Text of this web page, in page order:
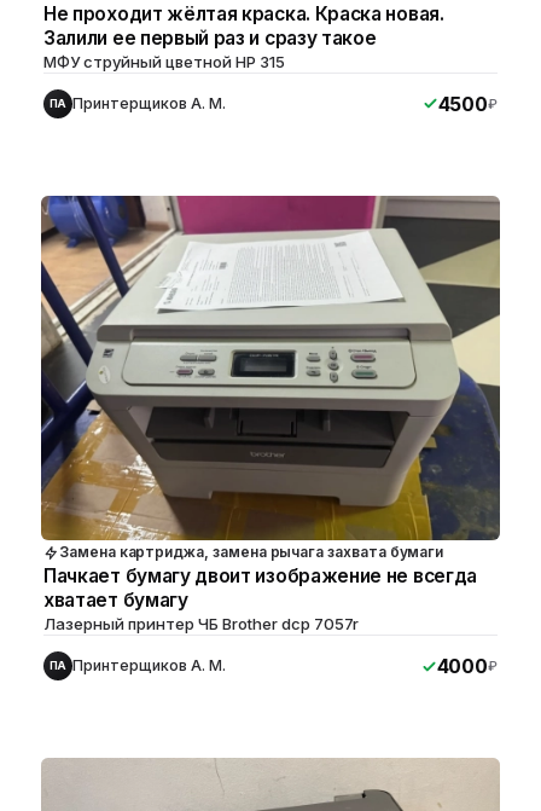
Не проходит жёлтая краска. Краска новая.
Залили ее первый раз и сразу такое
МФУ струйный цветной HP 315
ПА Принтерщиков А. М. 4500₽
Замена картриджа, замена рычага захвата бумаги
Пачкает бумагу двоит изображение не всегда
хватает бумагу
Лазерный принтер ЧБ Brother dcp 7057r
ПА Принтерщиков А. М. 4000₽